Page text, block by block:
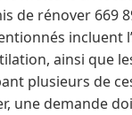
de rénover 669
incluent
ainsi que
plusieurs de
une demande